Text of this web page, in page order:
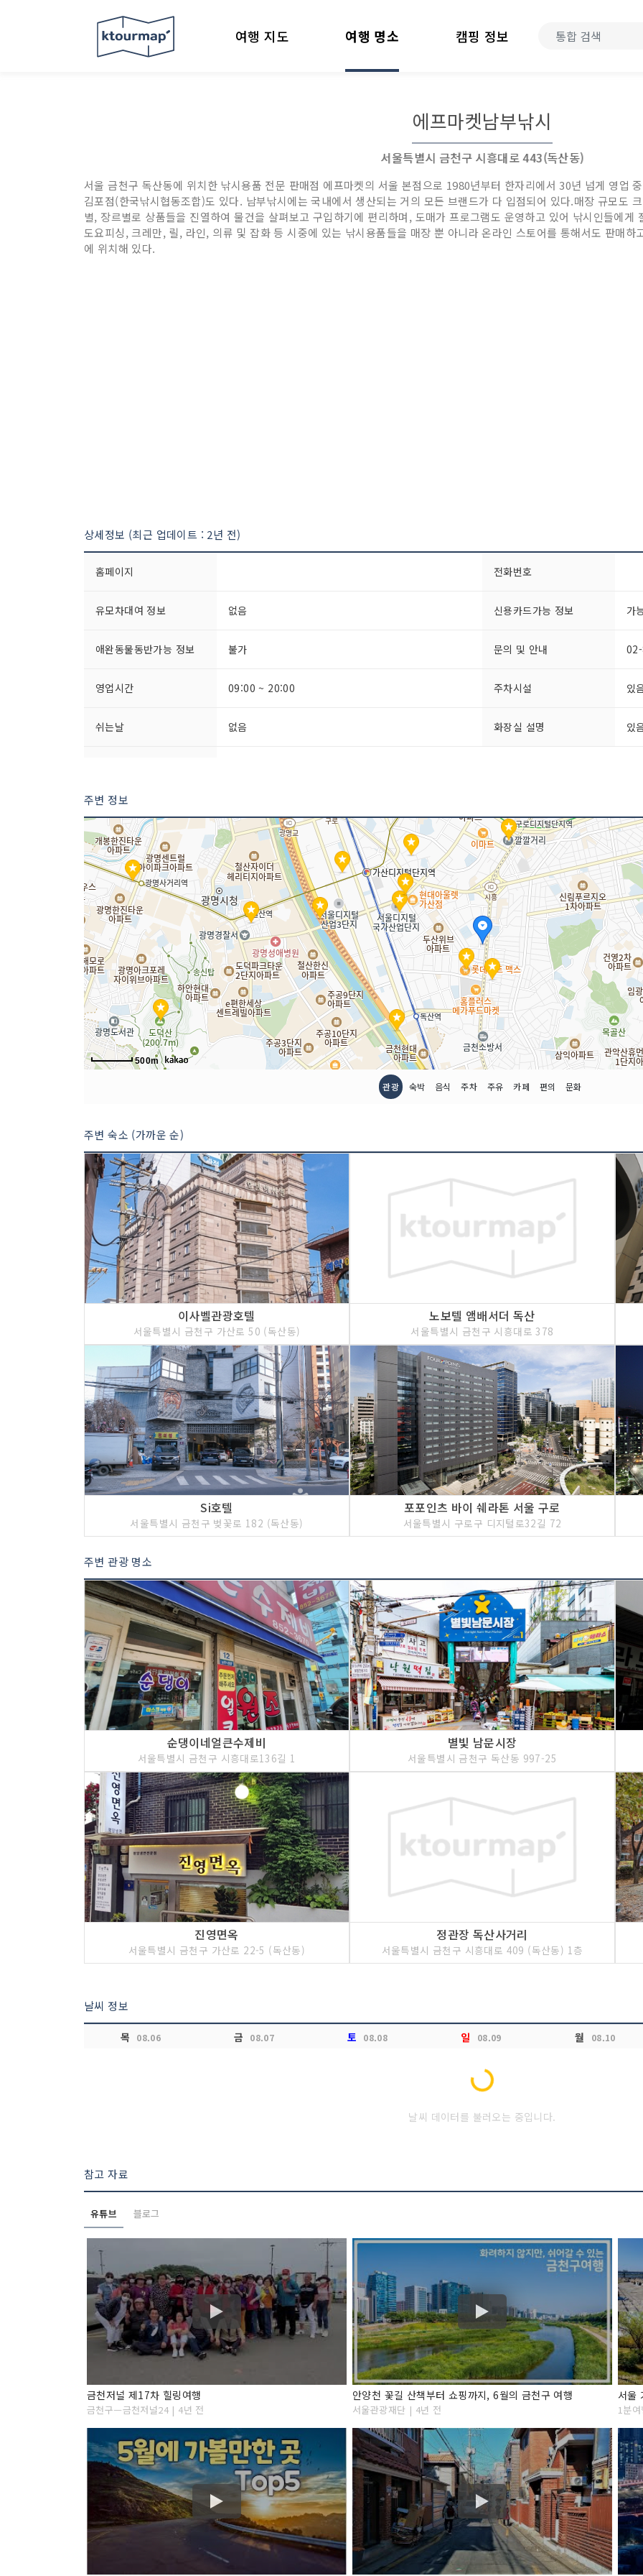
여행 지도 여행 명소 캠핑 정보
에프마켓남부낚시
서울특별시 금천구 시흥대로 443(독산동)
서울 금천구 독산동에 위치한 낚시용품 전문 판매점 에프마켓의 서울 본점으로 1980년부터 한자리에서 30년 넘게 영업
김포점(한국낚시협동조합)도 있다. 남부낚시에는 국내에서 생산되는 거의 모든 브랜드가 다 입점되어 있다.매장 규모도
별, 장르별로 상품들을 진열하여 물건을 살펴보고 구입하기에 편리하며, 도매가 프로그램도 운영하고 있어 낚시인들에
도요피싱, 크레만, 릴, 라인, 의류 및 잡화 등 시중에 있는 낚시용품들을 매장 뿐 아니라 온라인 스토어를 통해서도 판매
에 위치해 있다.
상세정보 (최근 업데이트 : 2년 전)
홈페이지 전화번호
유모차대여 정보 없음 신용카드가능 정보 가
애완동물동반가능 정보 불가 문의 및 안내
영업시간 09:00 ~ 20:00 주차시설 있
쉬는날 없음 화장실 설명 있
주변 정보
500m
관광 숙박 음식 주차 주유 카페 편의 문화
주변 숙소 (가까운 순)
이사벨관광호텔
서울특별시 금천구 가산로 50 (독산동)
노보텔 앰배서더 독산
서울특별시 금천구 시흥대로 378
Si호텔
서울특별시 금천구 벚꽃로 182 (독산동)
포포인츠 바이 쉐라톤 서울 구로
서울특별시 구로구 디지털로32길 72
주변 관광 명소
순댕이네얼큰수제비
서울특별시 금천구 시흥대로136길 1
별빛 남문시장
서울특별시 금천구 독산동 997-25
진영면옥
서울특별시 금천구 가산로 22-5 (독산동)
정관장 독산사거리
서울특별시 금천구 시흥대로 409 (독산동) 1층
날씨 정보
목 08.06 금 08.07 토 08.08 일 08.09 월 08.10
Loading...
날씨 데이터를 불러오는 중입니다.
참고 자료
유튜브 블로그
금천저널 제17차 힐링여행
금천구ᅳ금천저널24 | 4년 전
안양천 꽃길 산책부터 쇼핑까지, 6월의 금천구 여행
서울관광재단 | 4년 전
서울
1분